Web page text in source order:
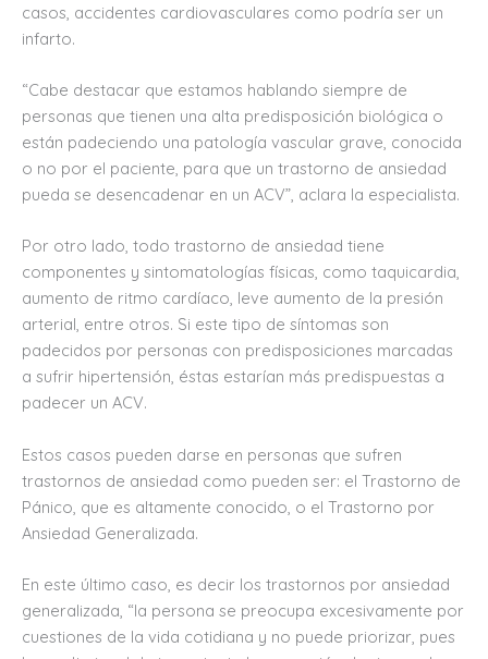
casos, accidentes cardiovasculares como podría ser un
infarto.
“Cabe destacar que estamos hablando siempre de
personas que tienen una alta predisposición biológica o
están padeciendo una patología vascular grave, conocida
o no por el paciente, para que un trastorno de ansiedad
pueda se desencadenar en un ACV”, aclara la especialista.
Por otro lado, todo trastorno de ansiedad tiene
componentes y sintomatologías físicas, como taquicardia,
aumento de ritmo cardíaco, leve aumento de la presión
arterial, entre otros. Si este tipo de síntomas son
padecidos por personas con predisposiciones marcadas
a sufrir hipertensión, éstas estarían más predispuestas a
padecer un ACV.
Estos casos pueden darse en personas que sufren
trastornos de ansiedad como pueden ser: el Trastorno de
Pánico, que es altamente conocido, o el Trastorno por
Ansiedad Generalizada.
En este último caso, es decir los trastornos por ansiedad
generalizada, “la persona se preocupa excesivamente por
cuestiones de la vida cotidiana y no puede priorizar, pues